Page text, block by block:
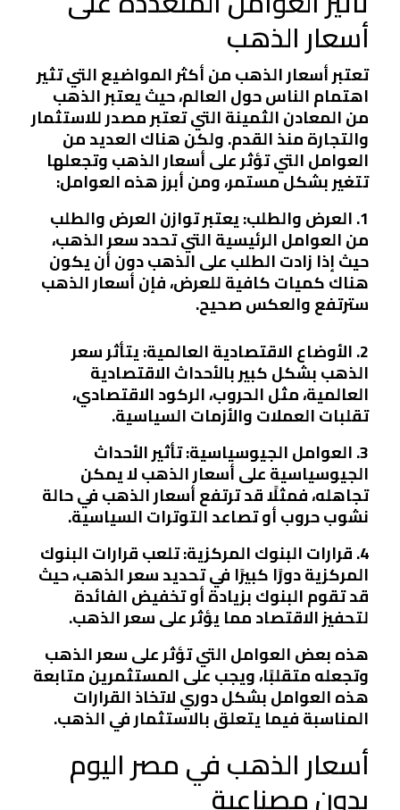
أسعار الذهب
تعتبر أسعار الذهب من أكثر المواضيع التي تثير
اهتمام الناس حول العالم، حيث يعتبر الذهب
من المعادن الثمينة التي تعتبر مصدر للاستثمار
والتجارة منذ القدم. ولكن هناك العديد من
العوامل التي تؤثر على أسعار الذهب وتجعلها
تتغير بشكل مستمر، ومن أبرز هذه العوامل:
1. العرض والطلب: يعتبر توازن العرض والطلب
من العوامل الرئيسية التي تحدد سعر الذهب،
حيث إذا زادت الطلب على الذهب دون أن يكون
هناك كميات كافية للعرض، فإن أسعار الذهب
سترتفع والعكس صحيح.
2. الأوضاع الاقتصادية العالمية: يتأثر سعر
الذهب بشكل كبير بالأحداث الاقتصادية
العالمية، مثل الحروب، الركود الاقتصادي،
تقلبات العملات والأزمات السياسية.
3. العوامل الجيوسياسية: تأثير الأحداث
الجيوسياسية على أسعار الذهب لا يمكن
تجاهله، فمثلًا قد ترتفع أسعار الذهب في حالة
نشوب حروب أو تصاعد التوترات السياسية.
4. قرارات البنوك المركزية: تلعب قرارات البنوك
المركزية دورًا كبيرًا في تحديد سعر الذهب، حيث
قد تقوم البنوك بزيادة أو تخفيض الفائدة
لتحفيز الاقتصاد مما يؤثر على سعر الذهب.
هذه بعض العوامل التي تؤثر على سعر الذهب
وتجعله متقلبًا، ويجب على المستثمرين متابعة
هذه العوامل بشكل دوري لاتخاذ القرارات
المناسبة فيما يتعلق بالاستثمار في الذهب.
أسعار الذهب في مصر اليوم
بدون مصناعية